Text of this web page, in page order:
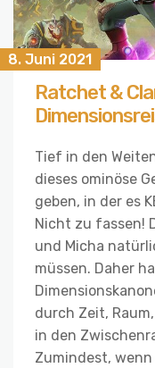
8. Juni 2021
Ratchet &
Tief in den
dieses ominöse
geben, in der es
Nicht zu fassen!
und Micha
müssen. Daher
durch Zeit,
in den
Zumindest,